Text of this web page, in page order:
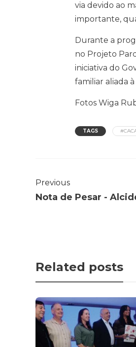
via devido ao
importante,
Durante a
no Projeto
iniciativa do
familiar aliada
Fotos Wiga
TAGS
Previous
Nota de Pesar -
Related posts